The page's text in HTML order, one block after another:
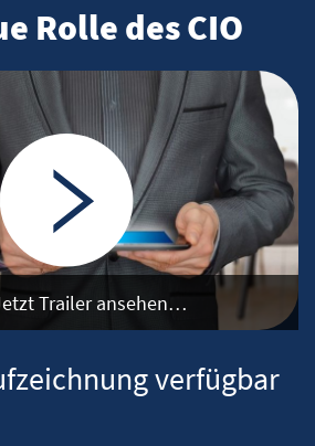
Rolle des CIO
Trailer ansehen…
verfügbar